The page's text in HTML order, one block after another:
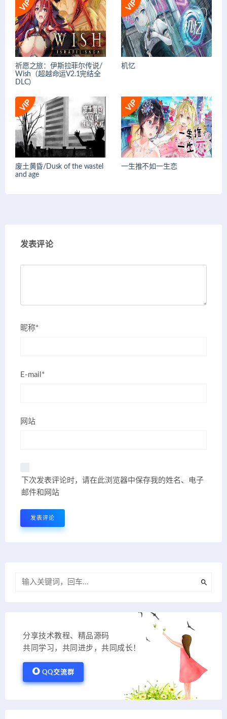
祈愿之旅：伊斯拉菲尔传说/
Wish（超越命运V2.1完结全
DLC）
机忆
废土黄昏/Dusk of the wastel
and age
一生推不如一生恋
发表评论
昵称*
E-mail*
网站
下次发表评论时，请在此浏览器中保存我的姓名、电子
邮件和网站
分享技术教程、精品源码
共同学习，共同进步，共同成长！
QQ交流群